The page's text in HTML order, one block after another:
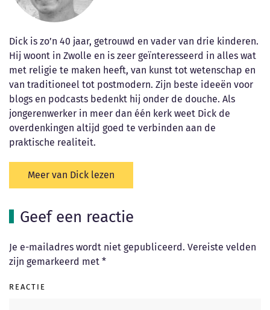
Dick is zo’n 40 jaar, getrouwd en vader van drie kinderen.
Hij woont in Zwolle en is zeer geïnteresseerd in alles wat
met religie te maken heeft, van kunst tot wetenschap en
van traditioneel tot postmodern. Zijn beste ideeën voor
blogs en podcasts bedenkt hij onder de douche. Als
jongerenwerker in meer dan één kerk weet Dick de
overdenkingen altijd goed te verbinden aan de
praktische realiteit.
Meer van Dick lezen
Geef een reactie
Je e-mailadres wordt niet gepubliceerd. Vereiste velden
zijn gemarkeerd met *
REACTIE